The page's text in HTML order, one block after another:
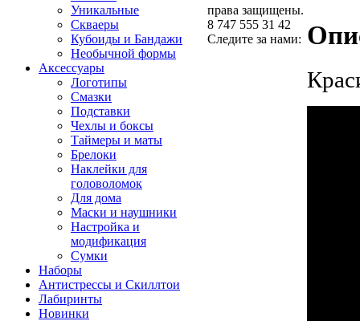
Уникальные
Скваеры
Кубоиды и Бандажи
Необычной формы
Аксессуары
Логотипы
Смазки
Подставки
Чехлы и боксы
Таймеры и маты
Брелоки
Наклейки для
головоломок
Для дома
Маски и наушники
Настройка и
модификация
Сумки
Наборы
Антистрессы и Скиллтои
Лабиринты
Новинки
права защищены.
8 747 555 31 42
Следите за нами: